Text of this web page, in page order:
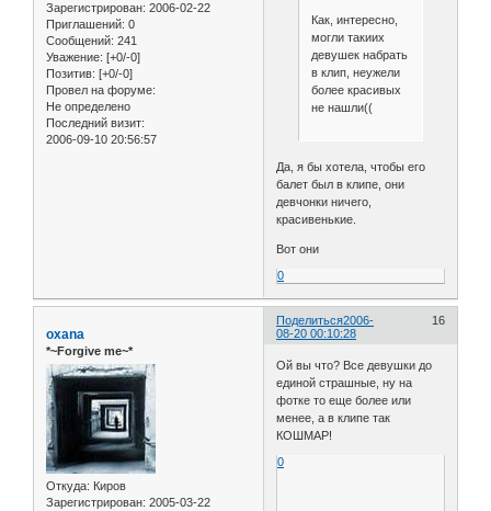
Зарегистрирован: 2006-02-22
Приглашений: 0
Сообщений: 241
Уважение: [+0/-0]
Позитив: [+0/-0]
Провел на форуме:
Не определено
Последний визит:
2006-09-10 20:56:57
Как, интересно,
могли такиих
девушек набрать
в клип, неужели
более красивых
не нашли((
Да, я бы хотела, чтобы его
балет был в клипе, они
девчонки ничего,
красивенькие.
Вот они
0
Поделиться 16
2006-
08-20 00:10:28
oxana
*~Forgive me~*
Откуда: Киров
Зарегистрирован: 2005-03-22
Ой вы что? Все девушки до
единой страшные, ну на
фотке то еще более или
менее, а в клипе так
КОШМАР!
0